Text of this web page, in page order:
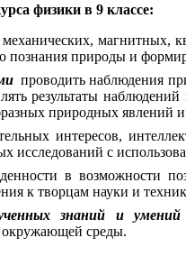
физики в 9 классе:
механических, магнитных,
познания природы и
проводить наблюдения
результаты
природных явлений
интересов,
исследований с
в возможности
к творцам науки и
знаний и
умений
окружающей среды.